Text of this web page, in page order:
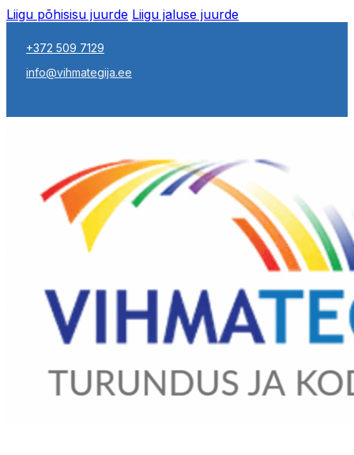
Liigu põhisisu juurde Liigu jaluse juurde
+372 509 7129
info@vihmategija.ee